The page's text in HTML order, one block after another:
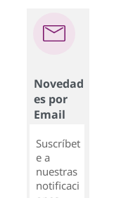
Novedad
es por
Email
Suscríbet
e a
nuestras
notificaci